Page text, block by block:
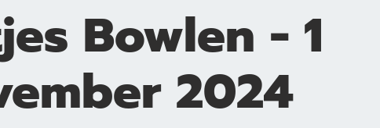
Bowlen - 1
2024